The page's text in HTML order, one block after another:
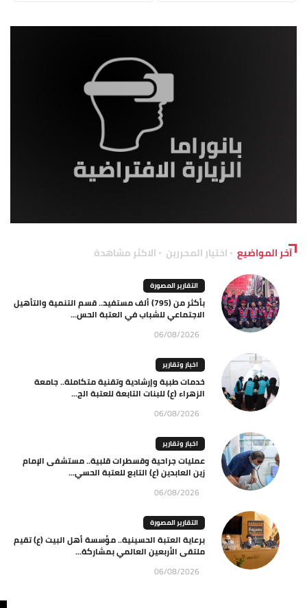
آخر المواضيع اختيار المحررين الاكثر مشاهدة
التقارير المصورة
بأكثر من (795) ألف مستفيد.. قسم التنمية والتأهيل
الاجتماعي للشباب في العتبة الحس...
06/08/2026
اخبار وتقارير
خدمات طبية وإرشادية وتقنية متكاملة.. جامعة
الزهراء (ع) للبنات التابعة للعتبة الح...
06/08/2026
اخبار وتقارير
عمليات جراحية وقسطرات قلبية.. مستشفى الإمام
زين العابدين (ع) التابع للعتبة الحسي...
06/08/2026
التقارير المصورة
برعاية العتبة الحسينية.. مؤسسة أهل البيت (ع) تقيم
ملتقى الأربعين العالمي بمشاركة...
06/08/2026